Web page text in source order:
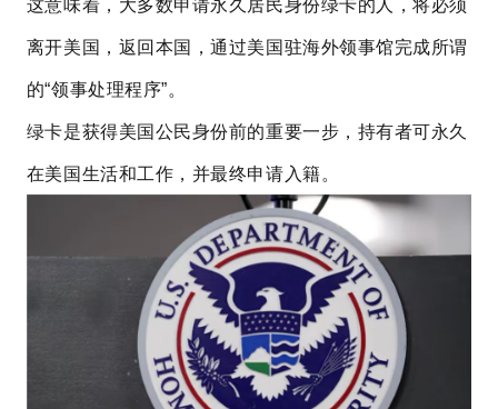
这意味着，大多数申请永久居民身份绿卡的人，将必须
离开美国，返回本国，通过美国驻海外领事馆完成所谓
的“领事处理程序”。
绿卡是获得美国公民身份前的重要一步，持有者可永久
在美国生活和工作，并最终申请入籍。